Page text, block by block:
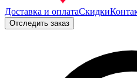
Доставка и оплатаСкидки
Отследить заказ